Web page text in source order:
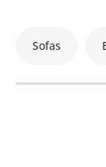
Sofas